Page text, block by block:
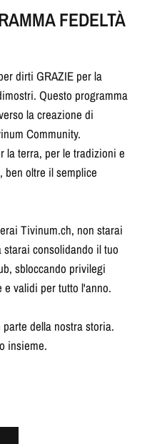
FEDELTÀ
dirti GRAZIE per la
Questo programma
la creazione di
Community.
la terra, per le tradizioni e
ben oltre il semplice
Tivinum.ch, non starai
consolidando il tuo
sbloccando privilegi
e validi per tutto l'anno.
della nostra storia.
insieme.